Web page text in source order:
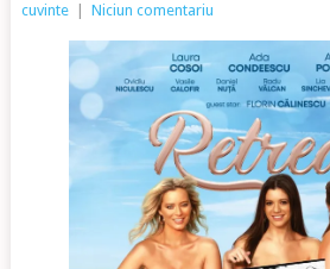
cuvinte
Niciun comentariu